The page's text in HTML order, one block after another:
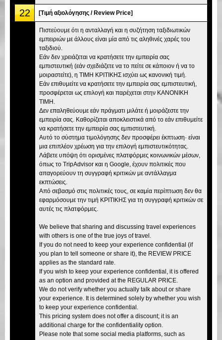
22 [Τιμή αξιολόγησης / Review Price]
Πιστεύουμε ότι η ανταλλαγή και η συζήτηση ταξιδιωτικών
εμπειριών με άλλους είναι μία από τις αληθινές χαρές του
ταξιδιού.
Εάν δεν χρειάζεται να κρατήσετε την εμπειρία σας
εμπιστευτική (εάν σχεδιάζετε να το πείτε σε κάποιον ή να το
μοιραστείτε), η ΤΙΜΗ ΚΡΙΤΙΚΗΣ ισχύει ως κανονική τιμή.
Εάν επιθυμείτε να κρατήσετε την εμπειρία σας εμπιστευτική,
προσφέρεται ως επιλογή και παρέχεται στην ΚΑΝΟΝΙΚΗ
ΤΙΜΗ.
Δεν επαληθεύουμε εάν πράγματι μιλάτε ή μοιράζεστε την
εμπειρία σας. Καθορίζεται αποκλειστικά από το εάν επιθυμείτε
να κρατήσετε την εμπειρία σας εμπιστευτική.
Αυτό το σύστημα τιμολόγησης δεν προσφέρει έκπτωση· είναι
μια επιπλέον χρέωση για την επιλογή εμπιστευτικότητας.
Λάβετε υπόψη ότι ορισμένες πλατφόρμες κοινωνικών μέσων,
όπως το TripAdvisor και η Google, έχουν πολιτικές που
απαγορεύουν τη συγγραφή κριτικών με αντάλλαγμα
εκπτώσεις.
Από σεβασμό στις πολιτικές τους, σε καμία περίπτωση δεν θα
εφαρμόσουμε την τιμή ΚΡΙΤΙΚΗΣ για τη συγγραφή κριτικών σε
αυτές τις πλατφόρμες.
We believe that sharing and discussing travel experiences
with others is one of the true joys of travel.
If you do not need to keep your experience confidential (if
you plan to tell someone or share it), the REVIEW PRICE
applies as the standard rate.
If you wish to keep your experience confidential, it is offered
as an option and provided at the REGULAR PRICE.
We do not verify whether you actually talk about or share
your experience. It is determined solely by whether you wish
to keep your experience confidential.
This pricing system does not offer a discount; it is an
additional charge for the confidentiality option.
Please note that some social media platforms, such as